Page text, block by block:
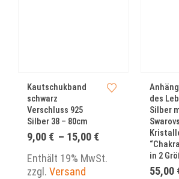
Kautschukband
schwarz
Verschluss 925
Silber 38 – 80cm
9,00 € – 15,00 € Preisspanne:
bis
Enthält 19% MwSt.
zzgl. Versand
des
Silber
in 2
55,00